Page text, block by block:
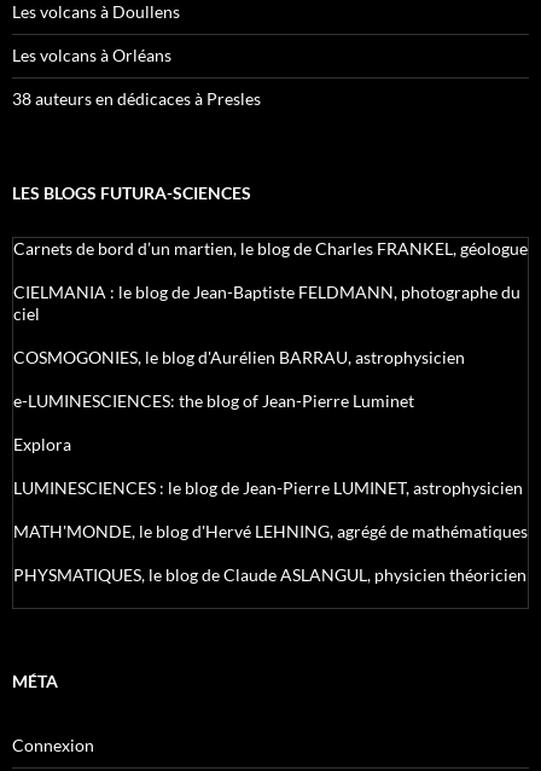
Les volcans à Doullens
Les volcans à Orléans
38 auteurs en dédicaces à Presles
LES BLOGS FUTURA-SCIENCES
Carnets de bord d’un martien, le blog de Charles FRANKEL, géologue
CIELMANIA : le blog de Jean-Baptiste FELDMANN, photographe du
ciel
COSMOGONIES, le blog d'Aurélien BARRAU, astrophysicien
e-LUMINESCIENCES: the blog of Jean-Pierre Luminet
Explora
LUMINESCIENCES : le blog de Jean-Pierre LUMINET, astrophysicien
MATH'MONDE, le blog d'Hervé LEHNING, agrégé de mathématiques
PHYSMATIQUES, le blog de Claude ASLANGUL, physicien théoricien
MÉTA
Connexion